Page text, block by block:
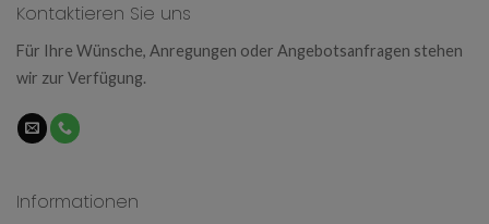
Kontaktieren Sie uns
Für Ihre Wünsche, Anregungen oder Angebotsanfragen stehen
wir zur Verfügung.
Informationen